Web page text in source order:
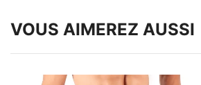
VOUS AIMEREZ AUSSI